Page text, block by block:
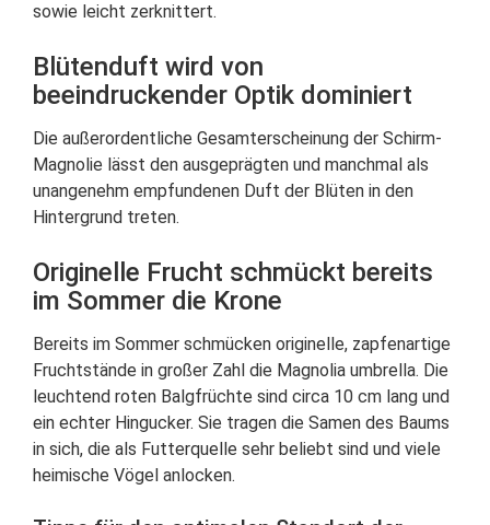
sowie leicht zerknittert.
Blütenduft wird von
beeindruckender Optik dominiert
Die außerordentliche Gesamterscheinung der Schirm-
Magnolie lässt den ausgeprägten und manchmal als
unangenehm empfundenen Duft der Blüten in den
Hintergrund treten.
Originelle Frucht schmückt bereits
im Sommer die Krone
Bereits im Sommer schmücken originelle, zapfenartige
Fruchtstände in großer Zahl die Magnolia umbrella. Die
leuchtend roten Balgfrüchte sind circa 10 cm lang und
ein echter Hingucker. Sie tragen die Samen des Baums
in sich, die als Futterquelle sehr beliebt sind und viele
heimische Vögel anlocken.